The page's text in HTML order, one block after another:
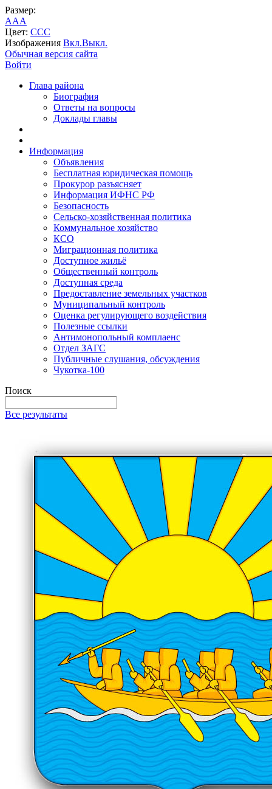
Размер:
AAA
Цвет: CCC
Изображения Вкл.Выкл.
Обычная версия сайта
Войти
Глава района
Биография
Ответы на вопросы
Доклады главы
Информация
Объявления
Бесплатная юридическая помощь
Прокурор разъясняет
Информация ИФНС РФ
Безопасность
Сельско-хозяйственная политика
Коммунальное хозяйство
КСО
Миграционная политика
Доступное жильё
Общественный контроль
Доступная среда
Предоставление земельных участков
Муниципальный контроль
Оценка регулирующего воздействия
Полезные ссылки
Антимонопольный комплаенс
Отдел ЗАГС
Публичные слушания, обсуждения
Чукотка-100
Поиск
Все результаты